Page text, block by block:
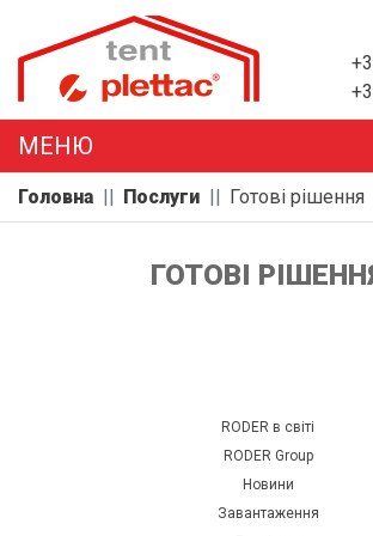
MEНЮ
Головна Послуги Готові рішення
ГОТОВІ
RODER в світі
RODER Group
Новини
Завантаження